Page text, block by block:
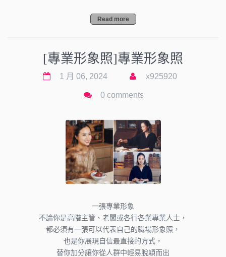
Read more
[專業形象照]專業形象照
1 月 06, 2024 x925920
0 comments
一張專業形象
不論你是高階主管、老闆或各行各業專業人士，
都必須有一張可以代表自己的職場形象照，
也是你展現自信最直接的方式，
替你加分讓你從人群中輕易脫穎而出